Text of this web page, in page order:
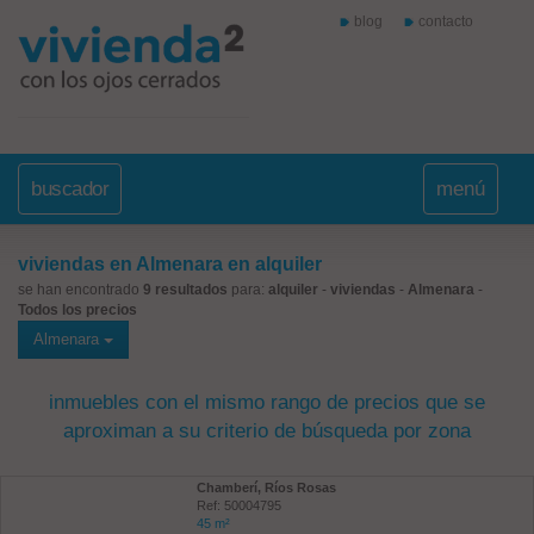
blog contacto
buscador menú
viviendas en Almenara en alquiler
se han encontrado 9 resultados para: alquiler - viviendas - Almenara -
Todos los precios
Almenara
inmuebles con el mismo rango de precios que se
aproximan a su criterio de búsqueda por zona
Chamberí, Ríos Rosas
Ref: 50004795
45 m²